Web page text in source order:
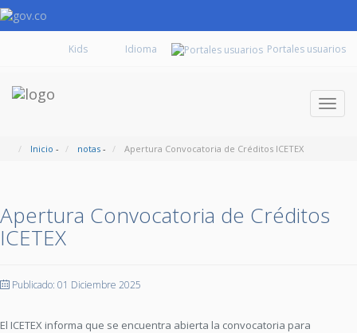
Kids Portales usuarios
Inicio - notas - Apertura Convocatoria de Créditos ICETEX
Apertura Convocatoria de Créditos
ICETEX
Publicado: 01 Diciembre 2025
El ICETEX informa que se encuentra abierta la convocatoria para